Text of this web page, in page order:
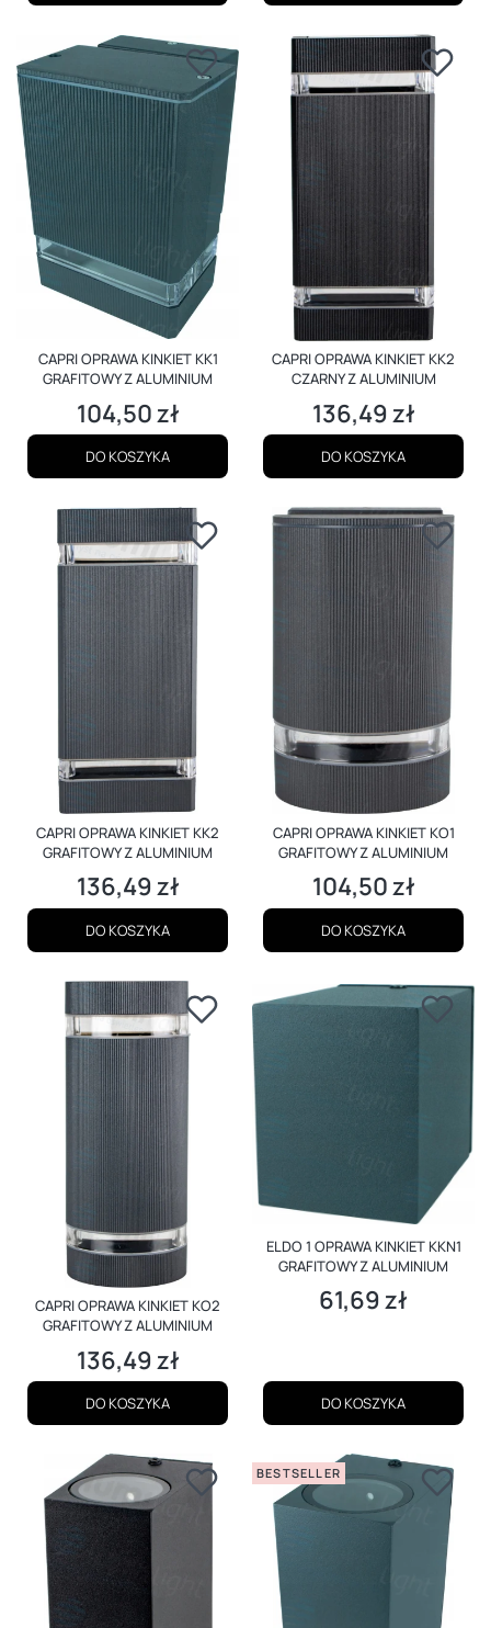
CAPRI OPRAWA KINKIET KK1
GRAFITOWY Z ALUMINIUM
Cena
104,50 zł
DO KOSZYKA
CAPRI OPRAWA KINKIET KK2
CZARNY Z ALUMINIUM
Cena
136,49 zł
DO KOSZYKA
CAPRI OPRAWA KINKIET KK2
GRAFITOWY Z ALUMINIUM
Cena
136,49 zł
DO KOSZYKA
CAPRI OPRAWA KINKIET KO1
GRAFITOWY Z ALUMINIUM
Cena
104,50 zł
DO KOSZYKA
CAPRI OPRAWA KINKIET KO2
GRAFITOWY Z ALUMINIUM
Cena
136,49 zł
DO KOSZYKA
ELDO 1 OPRAWA KINKIET KKN1
GRAFITOWY Z ALUMINIUM
Cena
61,69 zł
DO KOSZYKA
BESTSELLER